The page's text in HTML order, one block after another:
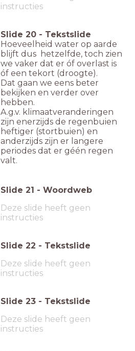
instructies
Slide 20 - Tekstslide
Hoeveelheid water op aarde
blijft dus hetzelfde, toch zien
we vaker dat er óf overlast is
óf een tekort (droogte).
Dat gaan we eens beter
bekijken en verder over
hebben.
A.g.v. klimaatveranderingen
zijn enerzijds de regenbuien
heftiger (stortbuien) en
anderzijds zijn er langere
periodes dat er géén regen
valt.
Slide 21 - Woordweb
Deze slide heeft geen
instructies
Slide 22 - Tekstslide
Deze slide heeft geen
instructies
Slide 23 - Tekstslide
Deze slide heeft geen
instructies